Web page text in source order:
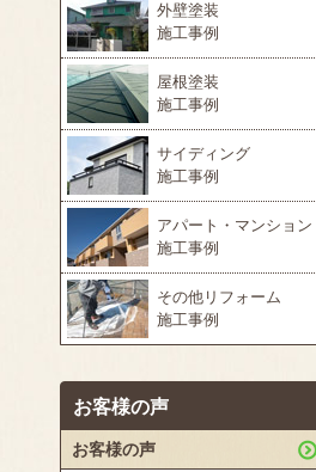
外壁塗装
施工事例
屋根塗装
施工事例
サイディング
施工事例
アパート・マンション
施工事例
その他リフォーム
施工事例
お客様の声
お客様の声